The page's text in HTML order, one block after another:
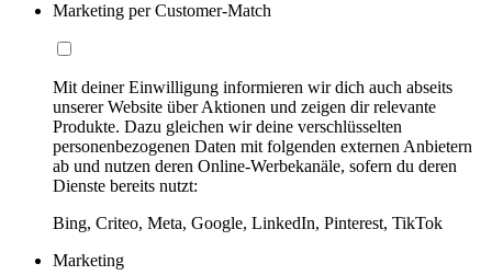
Marketing per Customer-Match
Mit deiner Einwilligung informieren wir dich auch abseits
unserer Website über Aktionen und zeigen dir relevante
Produkte. Dazu gleichen wir deine verschlüsselten
personenbezogenen Daten mit folgenden externen Anbietern
ab und nutzen deren Online-Werbekanäle, sofern du deren
Dienste bereits nutzt:
Bing, Criteo, Meta, Google, LinkedIn, Pinterest, TikTok
Marketing